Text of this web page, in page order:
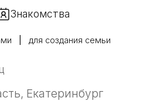
Знакомства
для создания семьи
Екатеринбург